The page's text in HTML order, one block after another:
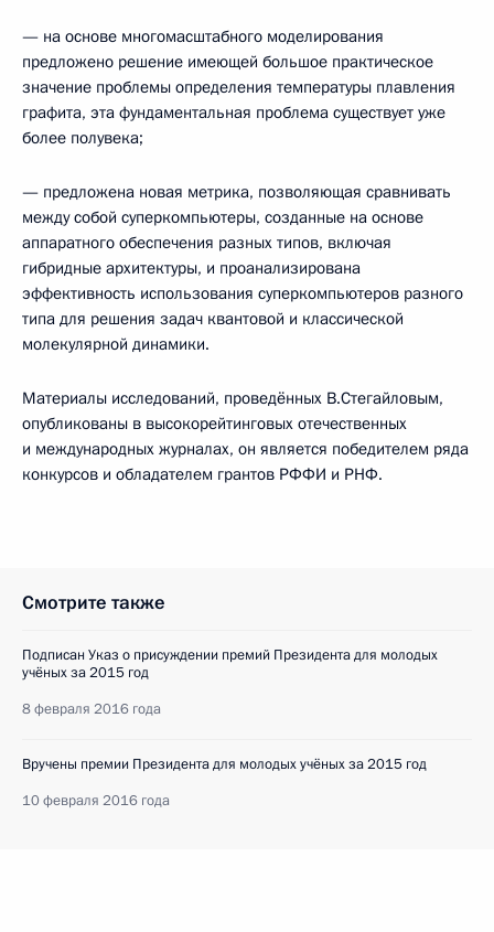
— на основе многомасштабного моделирования
предложено решение имеющей большое практическое
значение проблемы определения температуры плавления
графита, эта фундаментальная проблема существует уже
более полувека;
— предложена новая метрика, позволяющая сравнивать
между собой суперкомпьютеры, созданные на основе
аппаратного обеспечения разных типов, включая
гибридные архитектуры, и проанализирована
эффективность использования суперкомпьютеров разного
типа для решения задач квантовой и классической
молекулярной динамики.
Материалы исследований, проведённых В.Стегайловым,
опубликованы в высокорейтинговых отечественных
и международных журналах, он является победителем ряда
конкурсов и обладателем грантов РФФИ и РНФ.
Смотрите также
Подписан Указ о присуждении премий Президента для молодых
учёных за 2015 год
8 февраля 2016 года
Вручены премии Президента для молодых учёных за 2015 год
10 февраля 2016 года